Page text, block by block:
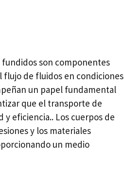
fundidos son componentes
de fluidos en condiciones
un papel fundamental
que el transporte de
eficiencia.. Los cuerpos de
y los materiales
un medio